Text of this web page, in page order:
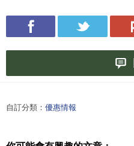
自訂分類： 優惠情報